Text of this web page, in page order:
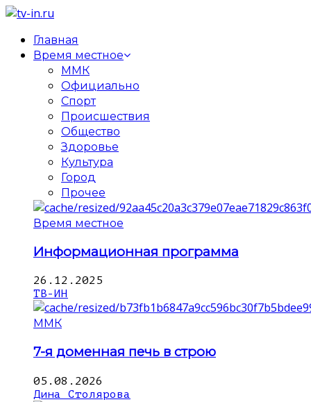
Главная
Время местное
ММК
Официально
Спорт
Происшествия
Общество
Здоровье
Культура
Город
Прочее
Время местное
Информационная программа
26.12.2025
ТВ-ИН
ММК
7-я доменная печь в строю
05.08.2026
Дина Столярова